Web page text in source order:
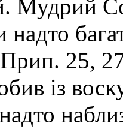
Мудрий
надто
25,
із